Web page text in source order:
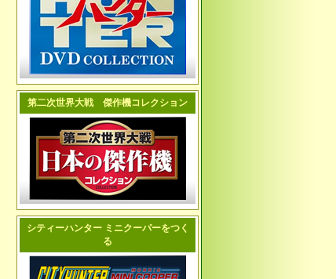
第二次世界大戦 傑作機コレクション
シティーハンター ミニクーパーをつく
る